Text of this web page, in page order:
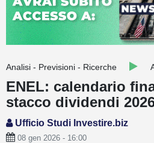
Trading
Education
Quotazioni
Conto IG
Guru Monitor
Analisi - Previsioni - Ricerche
ENEL: calendario
stacco dividendi
Ufficio Studi Investire.biz
08 gen 2026 - 16:00